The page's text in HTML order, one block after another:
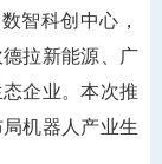
智科创中心，
拉新能源、广
企业。本次推
机器人产业生